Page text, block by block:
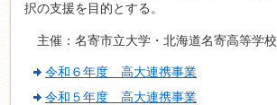
択の支援を目的とする。
主催：名寄市立大学・北海道名寄高等学校
令和６年度 高大連携事業
令和５年度 高大連携事業